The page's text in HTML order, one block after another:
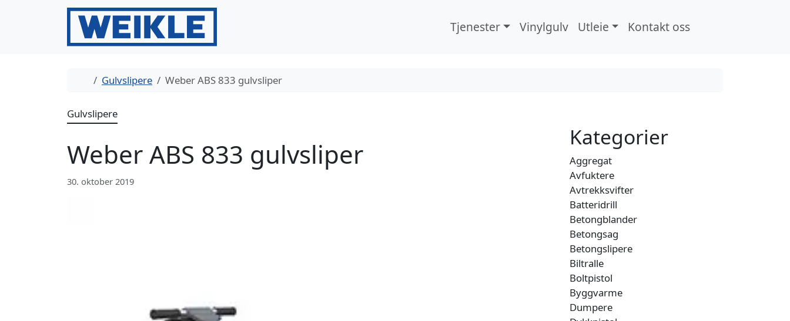
Gå til bunntekst
Tjenester Vinylgulv Utleie Kontakt oss
HjemGulvslipere Weber ABS 833 gulvsliper
Gulvslipere
Weber ABS 833 gulvsliper
30. oktober 2019
Kategorier
Aggregat
Avfuktere
Avtrekksvifter
Batteridrill
Betongblander
Betongsag
Betongslipere
Biltralle
Boltpistol
Byggvarme
Dumpere